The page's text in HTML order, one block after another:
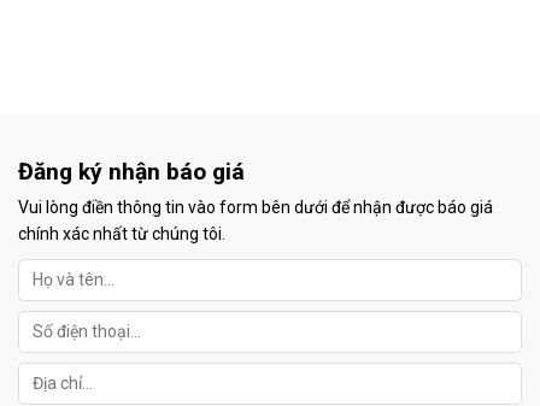
Đăng ký nhận báo giá
Vui lòng điền thông tin vào form bên dưới để nhận được báo giá
chính xác nhất từ chúng tôi.